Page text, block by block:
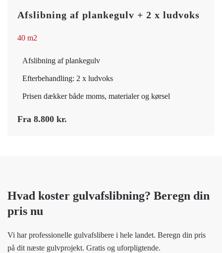
Afslibning af plankegulv + 2 x ludvoks
40 m2
Afslibning af plankegulv
Efterbehandling: 2 x ludvoks
Prisen dækker både moms, materialer og kørsel
Fra 8.800 kr.
Hvad koster gulvafslibning? Beregn din
pris nu
Vi har professionelle gulvafslibere i hele landet. Beregn din pris
på dit næste gulvprojekt. Gratis og uforpligtende.